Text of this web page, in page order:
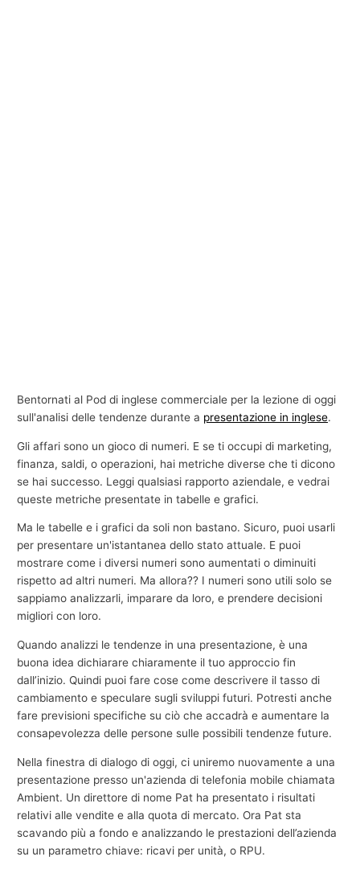
Bentornati al Pod di inglese commerciale per la lezione di oggi
sull'analisi delle tendenze durante a presentazione in inglese.
Gli affari sono un gioco di numeri. E se ti occupi di marketing,
finanza, saldi, o operazioni, hai metriche diverse che ti dicono
se hai successo. Leggi qualsiasi rapporto aziendale, e vedrai
queste metriche presentate in tabelle e grafici.
Ma le tabelle e i grafici da soli non bastano. Sicuro, puoi usarli
per presentare un'istantanea dello stato attuale. E puoi
mostrare come i diversi numeri sono aumentati o diminuiti
rispetto ad altri numeri. Ma allora?? I numeri sono utili solo se
sappiamo analizzarli, imparare da loro, e prendere decisioni
migliori con loro.
Quando analizzi le tendenze in una presentazione, è una
buona idea dichiarare chiaramente il tuo approccio fin
dall’inizio. Quindi puoi fare cose come descrivere il tasso di
cambiamento e speculare sugli sviluppi futuri. Potresti anche
fare previsioni specifiche su ciò che accadrà e aumentare la
consapevolezza delle persone sulle possibili tendenze future.
Nella finestra di dialogo di oggi, ci uniremo nuovamente a una
presentazione presso un'azienda di telefonia mobile chiamata
Ambient. Un direttore di nome Pat ha presentato i risultati
relativi alle vendite e alla quota di mercato. Ora Pat sta
scavando più a fondo e analizzando le prestazioni dell’azienda
su un parametro chiave: ricavi per unità, o RPU.